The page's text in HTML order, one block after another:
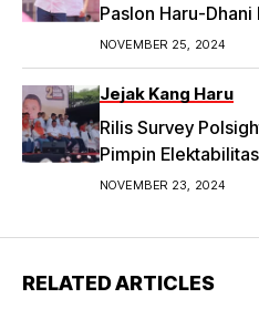
Paslon Haru-
Bandung
NOVEMBER 25, 2024
Jejak Kang Haru
Rilis Survey
Pimpin
Bandung 2024
NOVEMBER 23, 2024
RELATED ARTICLES